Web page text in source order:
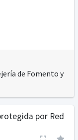
de Fomento y
por Red